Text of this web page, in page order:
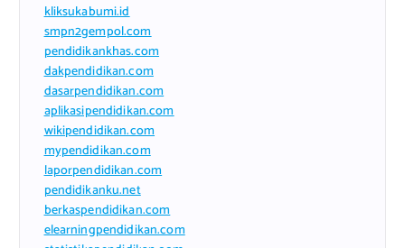
kliksukabumi.id
smpn2gempol.com
pendidikankhas.com
dakpendidikan.com
dasarpendidikan.com
aplikasipendidikan.com
wikipendidikan.com
mypendidikan.com
laporpendidikan.com
pendidikanku.net
berkaspendidikan.com
elearningpendidikan.com